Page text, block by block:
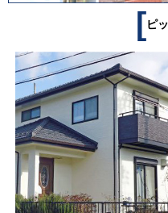
[ピ